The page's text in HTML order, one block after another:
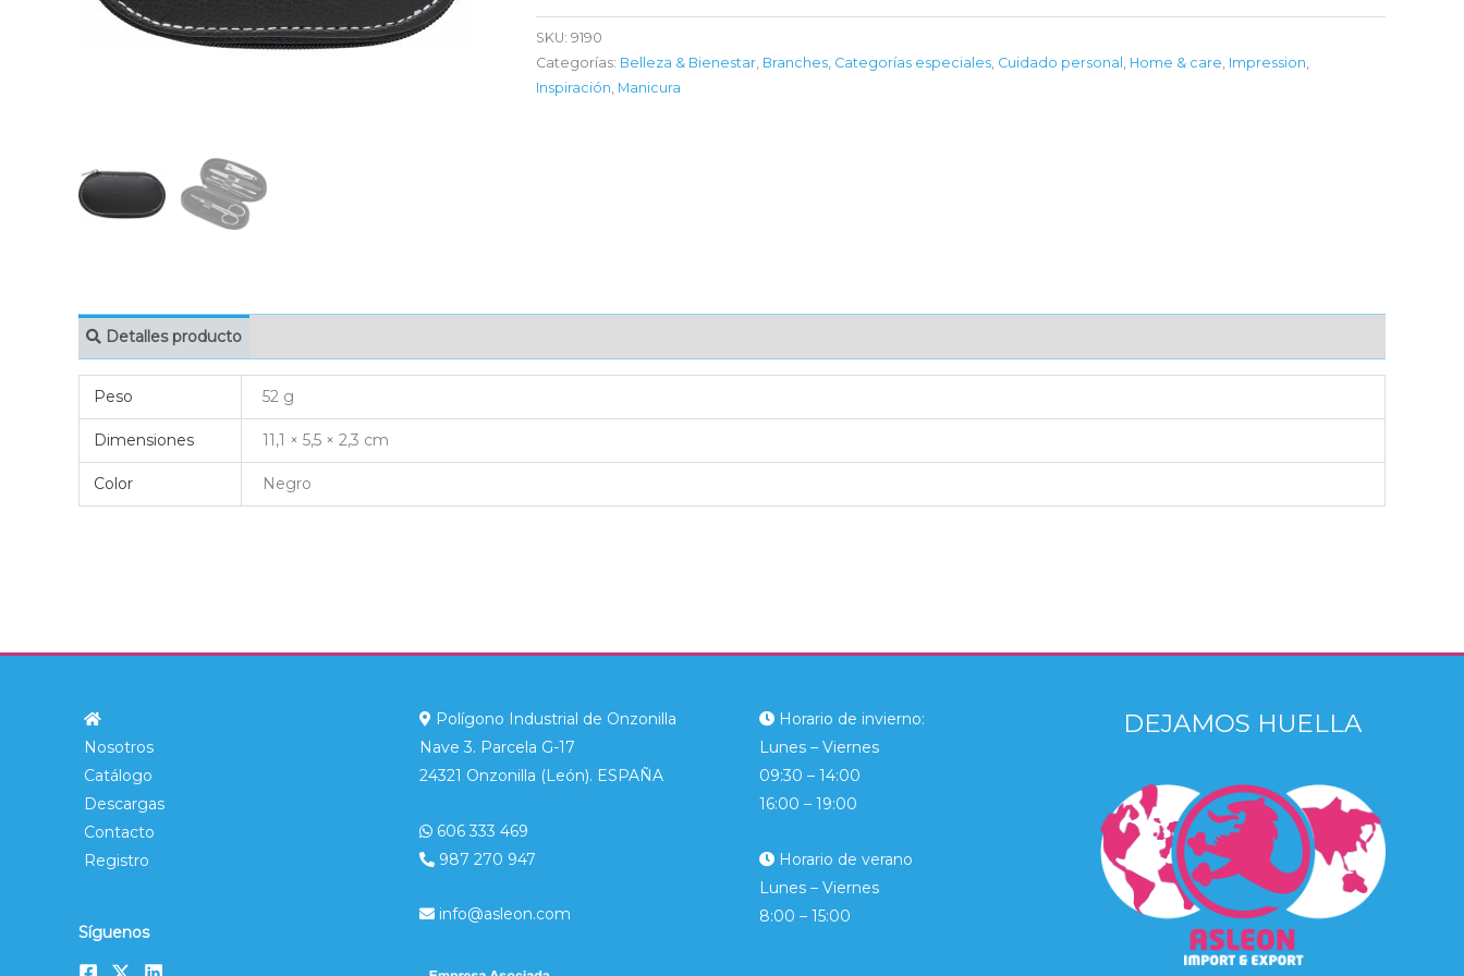
SKU: 9190
Categorías: Belleza & Bienestar Branches Categorías especiales Cuidado personal Home & care Impression
Inspiración Manicura
Detalles producto
Peso 52 g
Dimensiones 11,1 × 5,5 × 2,3 cm
Color Negro
Nosotros
Catálogo
Descargas
Contacto
Registro
Síguenos
Polígono Industrial de Onzonilla
Nave 3. Parcela G-17
24321 Onzonilla (León). ESPAÑA
606 333 469
987 270 947
info@asleon.com
Horario de invierno:
Lunes – Viernes
09:30 – 14:00
16:00 – 19:00
Horario de verano
Lunes – Viernes
8:00 – 15:00
DEJAMOS HUELLA